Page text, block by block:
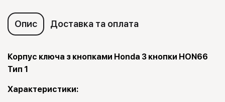
Опис Доставка та оплата
Корпус ключа з кнопками Honda 3 кнопки HON66
Тип 1
Характеристики: